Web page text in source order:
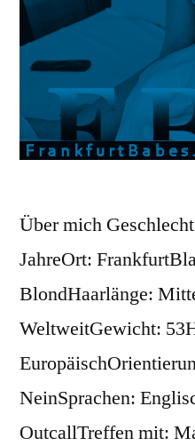
Über mich
JahreOrt:
BlondHaarlänge:
WeltweitGewicht:
NeinSprachen:
OutcallTreffen mit: